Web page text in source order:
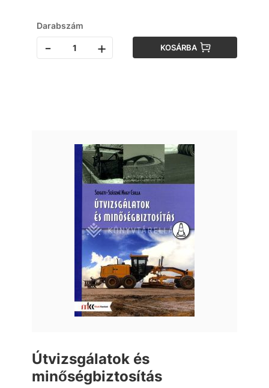
Darabszám
- + KOSÁRBA
Útvizsgálatok és
minőségbiztosítás